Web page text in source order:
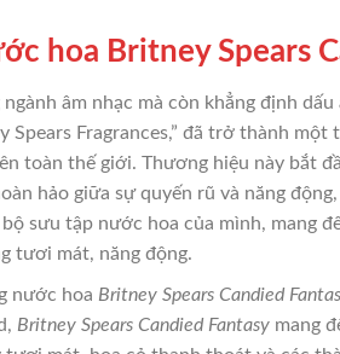
hoa Britney Spears
âm nhạc mà còn khẳng định
Fragrances,” đã trở thành
toàn thế giới. Thương hiệu này bắt
hảo giữa sự quyến rũ và năng
sưu tập nước hoa của mình, mang
tươi mát, năng động.
nước hoa Britney Spears Candied
Britney Spears Candied Fantasymang